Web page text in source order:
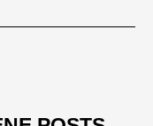
POSTS